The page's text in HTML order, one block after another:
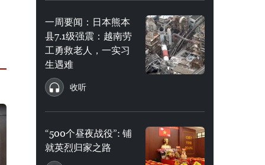
一周要闻：日本熊本
县7.1级强震：越南劳
工勇救老人，一实习
生遇难
收听
“500个昼夜战役”: 铺
就英烈归家之路